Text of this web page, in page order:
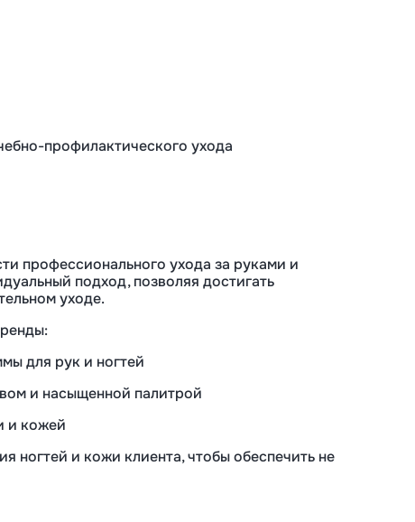
профилактического ухода
профессионального ухода за руками и
подход, позволяя достигать
уходе.
для рук и ногтей
и насыщенной палитрой
и кожей
ногтей и кожи клиента, чтобы обеспечить не